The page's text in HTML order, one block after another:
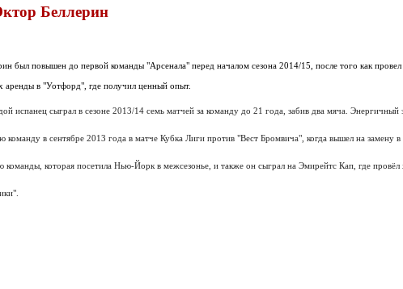
Беллерин
был повышен до первой команды "Арсенала" перед началом сезона 2014/15, после того как
аренды в "Уотфорд", где получил ценный опыт.
испанец сыграл в сезоне 2013/14 семь матчей за команду до 21 года, забив два мяча. Энергичный
команду в сентябре 2013 года в матче Кубка Лиги против "Вест Бромвича", когда вышел на замену в
команды, которая посетила Нью-Йорк в межсезонье, и также он сыграл на Эмирейтс Кап, где